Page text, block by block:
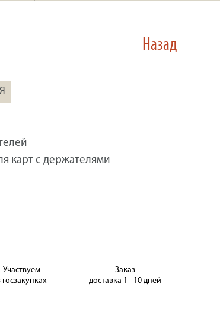
Назад
карт с держателями
Участвуем
госзакупках
Заказ
доставка 1 - 10 дней